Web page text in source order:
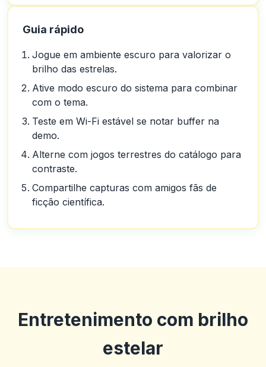
Guia rápido
Jogue em ambiente escuro para valorizar o
brilho das estrelas.
Ative modo escuro do sistema para combinar
com o tema.
Teste em Wi-Fi estável se notar buffer na
demo.
Alterne com jogos terrestres do catálogo para
contraste.
Compartilhe capturas com amigos fãs de
ficção científica.
Entretenimento com brilho
estelar